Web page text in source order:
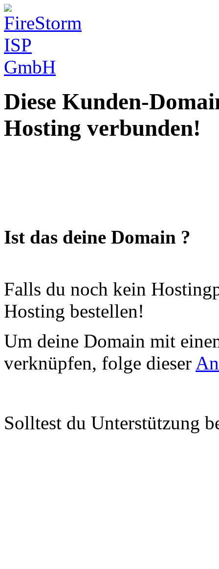
Diese Kunden-
Hosting verbunden!
Ist das deine Domain ?
Falls du noch kein
Hosting bestellen!
Um deine Domain mit
verknüpfen, folge dieser
Solltest du Unterstützung